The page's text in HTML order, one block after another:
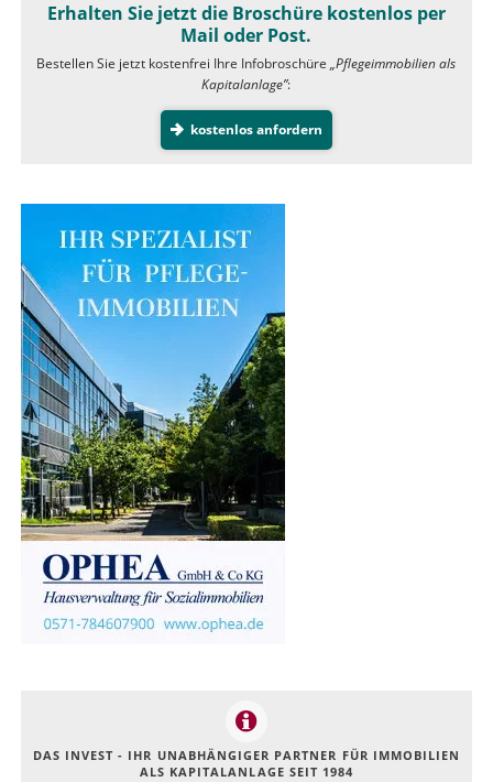
Erhalten Sie jetzt die Broschüre kostenlos per
Mail oder Post.
Bestellen Sie jetzt kostenfrei Ihre Infobroschüre„Pflegeimmobilien als
Kapitalanlage”:
kostenlos anfordern
DAS INVEST - IHR UNABHÄNGIGER PARTNER FÜR IMMOBILIEN
ALS KAPITALANLAGE SEIT 1984